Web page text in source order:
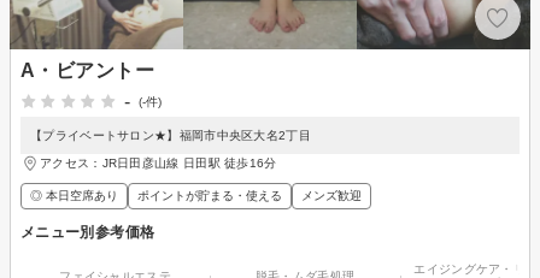
A・ビアントー
-
(-件)
【プライベートサロン★】福岡市中央区大名2丁目
アクセス：JR日田彦山線 日田駅 徒歩16分
◎ 本日空席あり ポイントが貯まる・使える メンズ歓迎
メニュー別参考価格
エイジングケア・リ